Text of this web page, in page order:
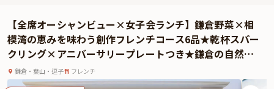
ランチの始まりには乾杯スパークリングが提供され、メッセージを添えたアニ
バーサリープレートでお祝いの気持ちを込めた演出も加わります。お料理だけ
でなく、温かなサービスが記念日をより一層特別なものにしてくれるでしょ
う。
地元の厳選された食材を使用した一流のフランス料理と、美しい景色、そして
【全席オーシャンビュー×女子会ランチ】鎌倉野菜×相
模湾の恵みを味わう創作フレンチコース6品★乾杯スパー
クリング×アニバーサリープレートつき★鎌倉の自然美
に包まれる至福のひととき
鎌倉・葉山・逗子 フレンチ